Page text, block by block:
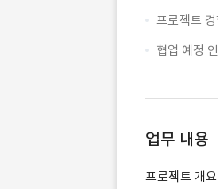
프로젝트 경
협업 예정
업무 내용
프로젝트 개요